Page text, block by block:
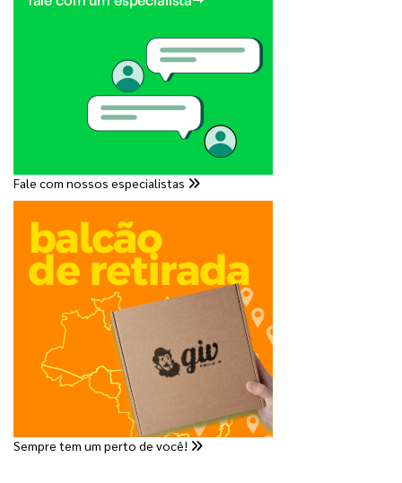
Fale com nossos especialistas
Sempre tem um perto de você!